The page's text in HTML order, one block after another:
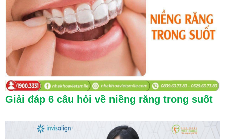
Giải đáp 6 câu hỏi về niềng răng trong suốt